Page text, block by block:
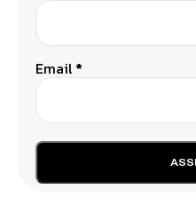
Email*